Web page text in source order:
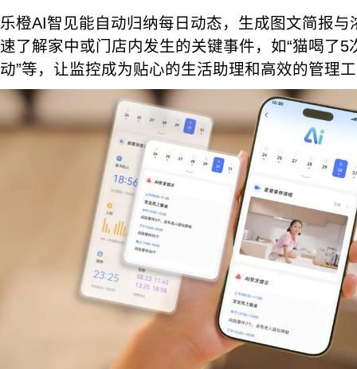
乐橙AI智见能自动归纳每日动态，生成图文简报与
速了解家中或门店内发生的关键事件，如“猫喝了5
动”等，让监控成为贴心的生活助理和高效的管理